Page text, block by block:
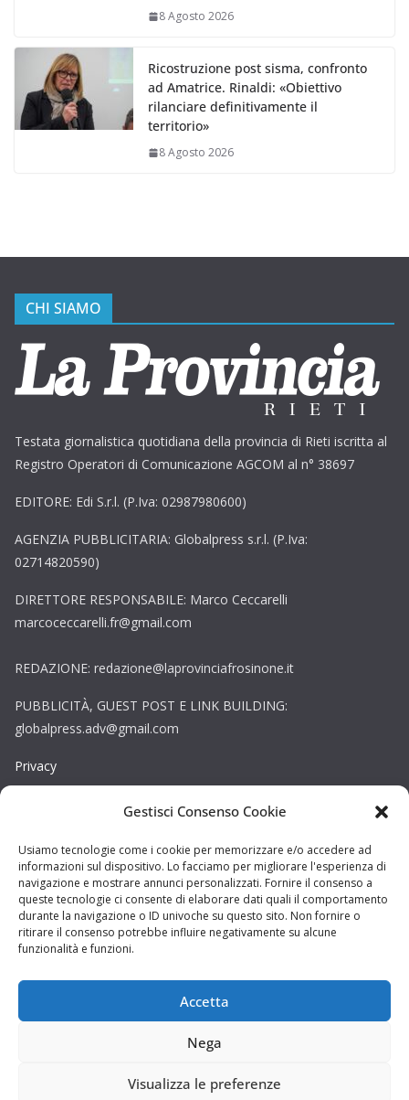
Gestisci Consenso Cookie
Usiamo tecnologie come i cookie per memorizzare e/o accedere ad
informazioni sul dispositivo. Lo facciamo per migliorare l'esperienza di
navigazione e mostrare annunci personalizzati. Fornire il consenso a
queste tecnologie ci consente di elaborare dati quali il comportamento
durante la navigazione o ID univoche su questo sito. Non fornire o
ritirare il consenso potrebbe influire negativamente su alcune
funzionalità e funzioni.
Accetta
Nega
Visualizza le preferenze
8 Agosto 2026
Ricostruzione post sisma, confronto
ad Amatrice. Rinaldi: «Obiettivo
rilanciare definitivamente il
territorio»
8 Agosto 2026
CHI SIAMO
Testata giornalistica quotidiana della provincia di Rieti iscritta al
Registro Operatori di Comunicazione AGCOM al n° 38697
EDITORE: Edi S.r.l. (P.Iva: 02987980600)
AGENZIA PUBBLICITARIA: Globalpress s.r.l. (P.Iva:
02714820590)
DIRETTORE RESPONSABILE: Marco Ceccarelli
marcoceccarelli.fr@gmail.com
REDAZIONE: redazione@laprovinciafrosinone.it
PUBBLICITÀ, GUEST POST E LINK BUILDING:
globalpress.adv@gmail.com
Privacy
Copyright © La Provincia Rieti. Tutti i diritti riservati.
Sito web creato daDAG STUDIO